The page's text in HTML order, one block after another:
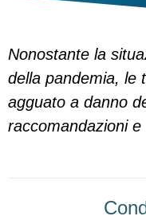
Nonostante la
della pandemia, le
agguato a danno
raccomandazioni e